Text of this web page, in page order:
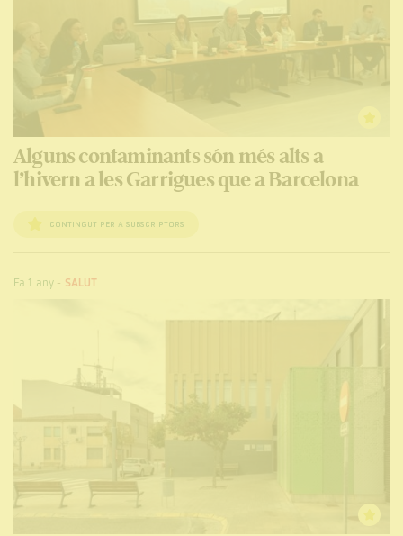
Alguns contaminants són més alts a
l’hivern a les Garrigues que a Barcelona
CONTINGUT PER A SUBSCRIPTORS
Fa 1 any- SALUT